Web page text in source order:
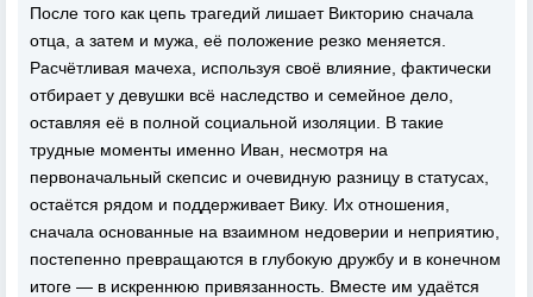
После того как цепь трагедий лишает Викторию сначала
отца, а затем и мужа, её положение резко меняется.
Расчётливая мачеха, используя своё влияние, фактически
отбирает у девушки всё наследство и семейное дело,
оставляя её в полной социальной изоляции. В такие
трудные моменты именно Иван, несмотря на
первоначальный скепсис и очевидную разницу в статусах,
остаётся рядом и поддерживает Вику. Их отношения,
сначала основанные на взаимном недоверии и неприятию,
постепенно превращаются в глубокую дружбу и в конечном
итоге — в искреннюю привязанность. Вместе им удаётся